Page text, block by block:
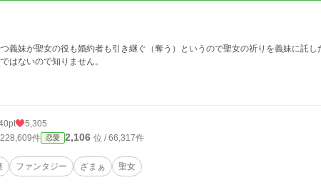
義妹が聖女の役も婚約者も引き継ぐ（奪う）というので聖女の祈りを義妹に託
はないので知りません。
5,305
件 恋愛 2,106 位 / 66,317件
ファンタジー ざまぁ 聖女